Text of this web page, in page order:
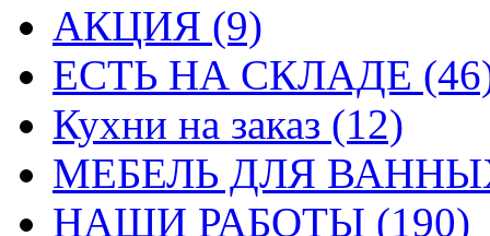
АКЦИЯ (9)
ЕСТЬ НА СКЛАДЕ
Кухни на заказ (12)
МЕБЕЛЬ ДЛЯ
НАШИ РАБОТЫ (190)